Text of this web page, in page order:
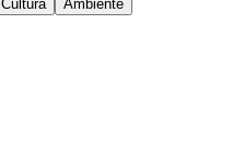
Cultura
Ambiente